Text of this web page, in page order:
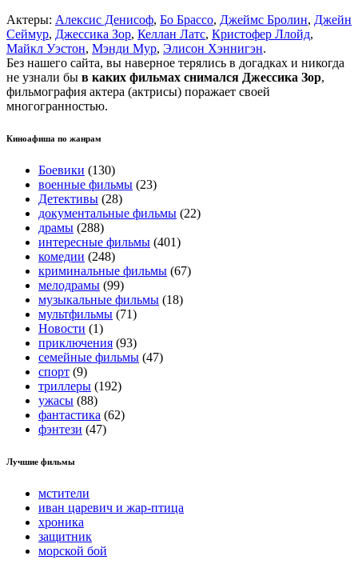
Актеры: Алексис Денисоф, Бо Брассо, Джеймс Бролин, Джейн
Сеймур, Джессика Зор, Келлан Латс, Кристофер Ллойд,
Майкл Уэстон, Мэнди Мур, Элисон Хэннигэн.
Без нашего сайта, вы наверное терялись в догадках и никогда
не узнали бы в каких фильмах снимался Джессика Зор,
фильмография актера (актрисы) поражает своей
многогранностью.
Киноафиша по жанрам
Боевики (130)
военные фильмы (23)
Детективы (28)
документальные фильмы (22)
драмы (288)
интересные фильмы (401)
комедии (248)
криминальные фильмы (67)
мелодрамы (99)
музыкальные фильмы (18)
мультфильмы (71)
Новости (1)
приключения (93)
семейные фильмы (47)
спорт (9)
триллеры (192)
ужасы (88)
фантастика (62)
фэнтези (47)
Лучшие фильмы
мстители
иван царевич и жар-птица
хроника
защитник
морской бой